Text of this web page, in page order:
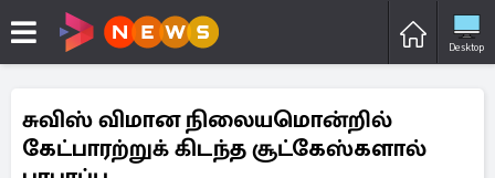
Desktop
சுவிஸ் விமான நிலையமொன்றில்
கேட்பாரற்றுக் கிடந்த சூட்கேஸ்களால்